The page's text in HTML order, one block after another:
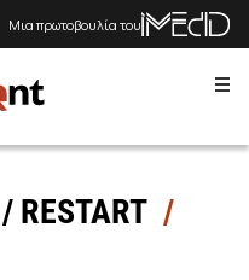
Μια πρωτοβουλία του
RESTART